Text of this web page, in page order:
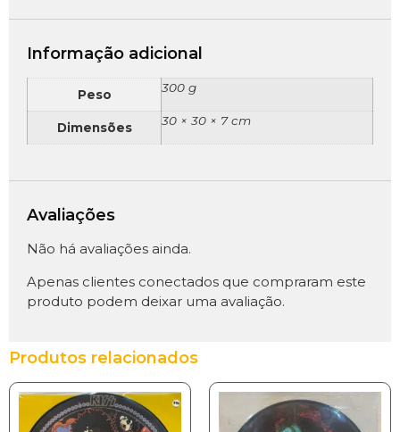
Informação adicional
Peso 300 g
Dimensões 30 × 30 × 7 cm
Avaliações
Não há avaliações ainda.
Apenas clientes conectados que compraram este
produto podem deixar uma avaliação.
Produtos relacionados